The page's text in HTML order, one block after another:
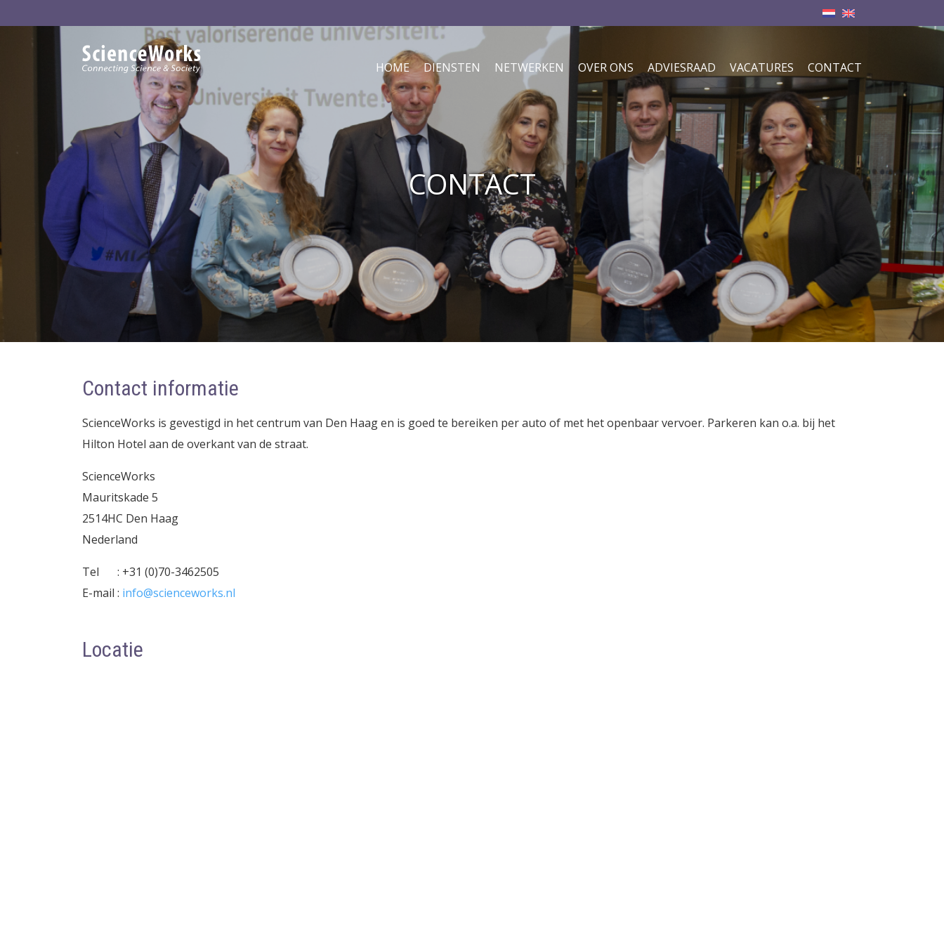
HOME DIENSTEN NETWERKEN OVER ONS ADVIESRAAD VACATURES CONTACT
CONTACT
Contact informatie
ScienceWorks is gevestigd in het centrum van Den Haag en is goed te bereiken per auto of met het openbaar vervoer. Parkeren kan o.a. bij het
Hilton Hotel aan de overkant van de straat.
ScienceWorks
Mauritskade 5
2514HC Den Haag
Nederland
Tel
: +31 (0)70-3462505
E-mail : info@scienceworks.nl
Locatie